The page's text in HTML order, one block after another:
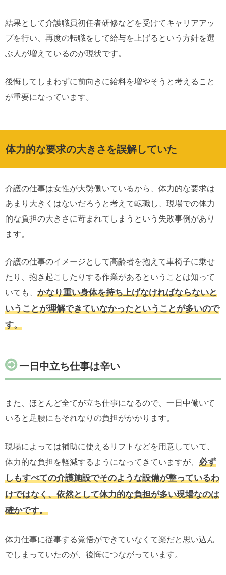
結果として介護職員初任者研修などを受けてキャリアアッ
プを行い、再度の転職をして給与を上げるという方針を選
ぶ人が増えているのが現状です。
後悔してしまわずに前向きに給料を増やそうと考えること
が重要になっています。
体力的な要求の大きさを誤解していた
介護の仕事は女性が大勢働いているから、体力的な要求は
あまり大きくはないだろうと考えて転職し、現場での体力
的な負担の大きさに苛まれてしまうという失敗事例があり
ます。
介護の仕事のイメージとして高齢者を抱えて車椅子に乗せ
たり、抱き起こしたりする作業があるということは知って
いても、 かなり重い身体を持ち上げなければならないと
いうことが理解できていなかったということが多いので
す。
一日中立ち仕事は辛い
また、ほとんど全てが立ち仕事になるので、一日中働いて
いると足腰にもそれなりの負担がかかります。
現場によっては補助に使えるリフトなどを用意していて、
体力的な負担を軽減するようになってきていますが、 必ず
しもすべての介護施設でそのような設備が整っているわ
けではなく、依然として体力的な負担が多い現場なのは
確かです。
体力仕事に従事する覚悟ができていなくて楽だと思い込ん
でしまっていたのが、後悔につながっています。